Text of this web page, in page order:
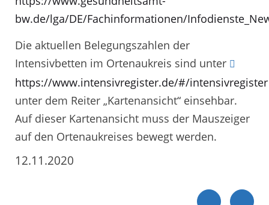
bw.de/lga/DE/Fachinformationen/
Die aktuellen Belegungszahlen der
Intensivbetten im Ortenaukreis sind unter
https://www.intensivregister.de/#/intensivregister
unter dem Reiter „Kartenansicht“ einsehbar.
Auf dieser Kartenansicht muss der Mauszeiger
auf den Ortenaukreises bewegt werden.
12.11.2020